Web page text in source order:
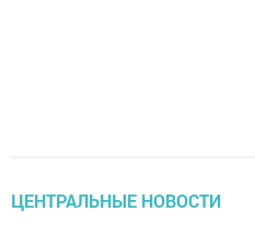
ЦЕНТРАЛЬНЫЕ НОВОСТИ